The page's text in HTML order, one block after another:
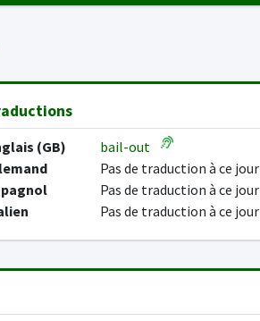
(GB)
bail-out
Pas de traduction à ce jour
Pas de traduction à ce jour
Pas de traduction à ce jour